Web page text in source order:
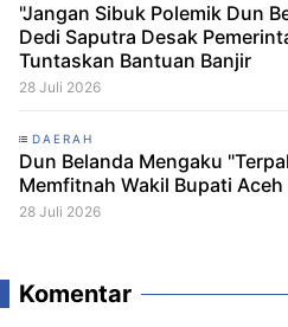
"Jangan Sibuk Polemik Dun
Dedi Saputra Desak
Tuntaskan Bantuan Banjir
28 Juli 2026
DAERAH
Dun Belanda Mengaku
Memfitnah Wakil Bupati Aceh
28 Juli 2026
Komentar